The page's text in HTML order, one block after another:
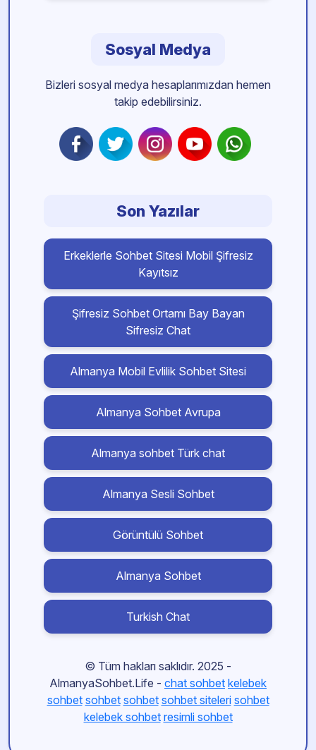
Sosyal Medya
Bizleri sosyal medya hesaplarımızdan hemen
takip edebilirsiniz.
Son Yazılar
Erkeklerle Sohbet Sitesi Mobil Şifresiz
Kayıtsız
Şifresiz Sohbet Ortamı Bay Bayan
Sifresiz Chat
Almanya Mobil Evlilik Sohbet Sitesi
Almanya Sohbet Avrupa
Almanya sohbet Türk chat
Almanya Sesli Sohbet
Görüntülü Sohbet
Almanya Sohbet
Turkish Chat
© Tüm hakları saklıdır. 2025 -
AlmanyaSohbet.Life - chat sohbet kelebek
sohbet sohbet sohbet sohbet siteleri sohbet
kelebek sohbet resimli sohbet